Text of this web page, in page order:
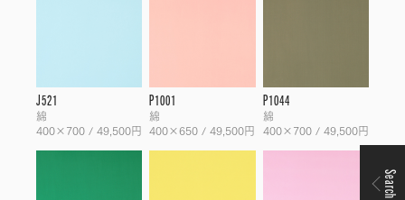
J521
綿
400×700 / 49,500円
P1001
綿
400×650 / 49,500円
P1044
綿
400×700 / 49,500円
Search